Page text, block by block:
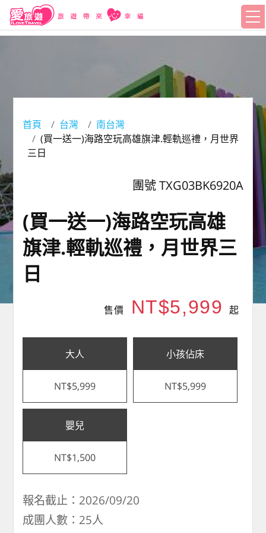
首頁 台灣
南台灣
(買一送一)海路空玩高雄旗津.輕軌巡禮，月世界
三日
團號 TXG03BK6920A
(買一送一)海路空玩高雄
旗津.輕軌巡禮，月世界三
日
售價 NT$5,999 起
大人
NT$5,999
小孩佔床
NT$5,999
嬰兒
NT$1,500
報名截止：2026/09/20
成團人數：25人